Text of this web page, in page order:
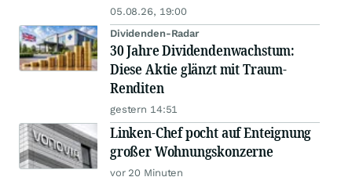
05.08.26, 19:00
Dividenden-Radar
30 Jahre Dividendenwachstum:
Diese Aktie glänzt mit Traum-
Renditen
gestern 14:51
Linken-Chef pocht auf Enteignung
großer Wohnungskonzerne
vor 20 Minuten